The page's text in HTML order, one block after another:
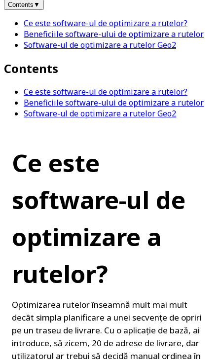
Contents ▼
Ce este software-ul de optimizare a rutelor?
Beneficiile software-ului de optimizare a rutelor
Software-ul de optimizare a rutelor Geo2
Contents
Ce este software-ul de optimizare a rutelor?
Beneficiile software-ului de optimizare a rutelor
Software-ul de optimizare a rutelor Geo2
Ce este
software-ul de
optimizare a
rutelor?
Optimizarea rutelor înseamnă mult mai mult
decât simpla planificare a unei secvențe de opriri
pe un traseu de livrare. Cu o aplicație de bază, ai
introduce, să zicem, 20 de adrese de livrare, dar
utilizatorul ar trebui să decidă manual ordinea în